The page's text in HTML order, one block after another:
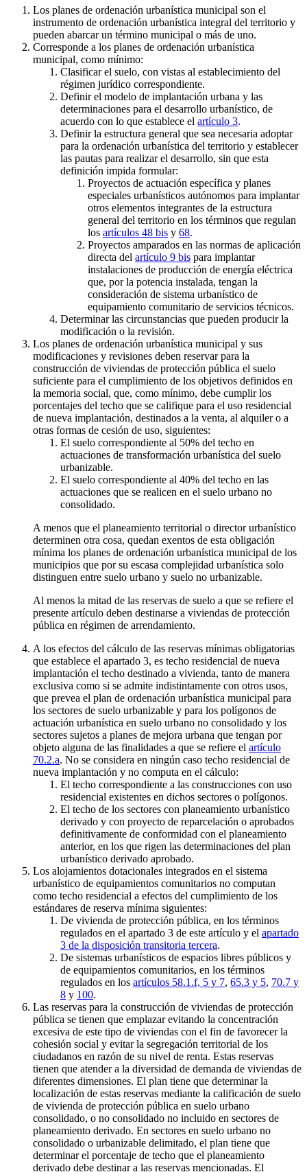
Los planes de ordenación urbanística municipal son el
instrumento de ordenación urbanística integral del territorio y
pueden abarcar un término municipal o más de uno.
Corresponde a los planes de ordenación urbanística
municipal, como mínimo:
Clasificar el suelo, con vistas al establecimiento del
régimen jurídico correspondiente.
Definir el modelo de implantación urbana y las
determinaciones para el desarrollo urbanístico, de
acuerdo con lo que establece el artículo 3.
Definir la estructura general que sea necesaria adoptar
para la ordenación urbanística del territorio y establecer
las pautas para realizar el desarrollo, sin que esta
definición impida formular:
Proyectos de actuación específica y planes
especiales urbanísticos autónomos para implantar
otros elementos integrantes de la estructura
general del territorio en los términos que regulan
los artículos 48 bis y 68.
Proyectos amparados en las normas de aplicación
directa del artículo 9 bis para implantar
instalaciones de producción de energía eléctrica
que, por la potencia instalada, tengan la
consideración de sistema urbanístico de
equipamiento comunitario de servicios técnicos.
Determinar las circunstancias que pueden producir la
modificación o la revisión.
Los planes de ordenación urbanística municipal y sus
modificaciones y revisiones deben reservar para la
construcción de viviendas de protección pública el suelo
suficiente para el cumplimiento de los objetivos definidos en
la memoria social, que, como mínimo, debe cumplir los
porcentajes del techo que se califique para el uso residencial
de nueva implantación, destinados a la venta, al alquiler o a
otras formas de cesión de uso, siguientes:
El suelo correspondiente al 50% del techo en
actuaciones de transformación urbanística del suelo
urbanizable.
El suelo correspondiente al 40% del techo en las
actuaciones que se realicen en el suelo urbano no
consolidado.
A menos que el planeamiento territorial o director urbanístico
determinen otra cosa, quedan exentos de esta obligación
mínima los planes de ordenación urbanística municipal de los
municipios que por su escasa complejidad urbanística solo
distinguen entre suelo urbano y suelo no urbanizable.
Al menos la mitad de las reservas de suelo a que se refiere el
presente artículo deben destinarse a viviendas de protección
pública en régimen de arrendamiento.
A los efectos del cálculo de las reservas mínimas obligatorias
que establece el apartado 3, es techo residencial de nueva
implantación el techo destinado a vivienda, tanto de manera
exclusiva como si se admite indistintamente con otros usos,
que prevea el plan de ordenación urbanística municipal para
los sectores de suelo urbanizable y para los polígonos de
actuación urbanística en suelo urbano no consolidado y los
sectores sujetos a planes de mejora urbana que tengan por
objeto alguna de las finalidades a que se refiere el artículo
70.2.a. No se considera en ningún caso techo residencial de
nueva implantación y no computa en el cálculo:
El techo correspondiente a las construcciones con uso
residencial existentes en dichos sectores o polígonos.
El techo de los sectores con planeamiento urbanístico
derivado y con proyecto de reparcelación o aprobados
definitivamente de conformidad con el planeamiento
anterior, en los que rigen las determinaciones del plan
urbanístico derivado aprobado.
Los alojamientos dotacionales integrados en el sistema
urbanístico de equipamientos comunitarios no computan
como techo residencial a efectos del cumplimiento de los
estándares de reserva mínima siguientes:
De vivienda de protección pública, en los términos
regulados en el apartado 3 de este artículo y el apartado
3 de la disposición transitoria tercera.
De sistemas urbanísticos de espacios libres públicos y
de equipamientos comunitarios, en los términos
regulados en los artículos 58.1.f, 5 y 7, 65.3 y 5, 70.7 y
8 y 100.
Las reservas para la construcción de viviendas de protección
pública se tienen que emplazar evitando la concentración
excesiva de este tipo de viviendas con el fin de favorecer la
cohesión social y evitar la segregación territorial de los
ciudadanos en razón de su nivel de renta. Estas reservas
tienen que atender a la diversidad de demanda de viviendas de
diferentes dimensiones. El plan tiene que determinar la
localización de estas reservas mediante la calificación de suelo
de vivienda de protección pública en suelo urbano
consolidado, o no consolidado no incluido en sectores de
planeamiento derivado. En sectores en suelo urbano no
consolidado o urbanizable delimitado, el plan tiene que
determinar el porcentaje de techo que el planeamiento
derivado debe destinar a las reservas mencionadas. El